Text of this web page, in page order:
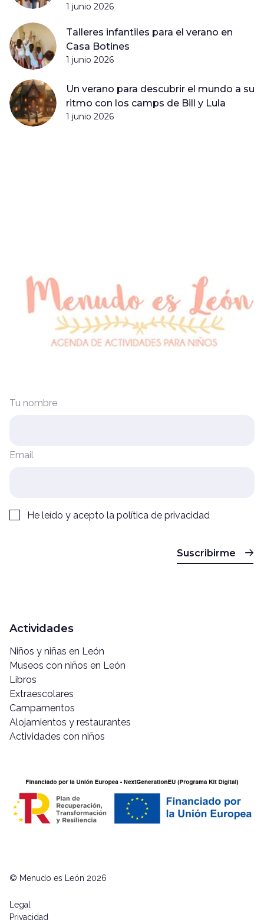
1 junio 2026
Talleres infantiles para el verano en
Casa Botines
1 junio 2026
Un verano para descubrir el mundo a su
ritmo con los camps de Bill y Lula
1 junio 2026
Tu nombre
Email
He leído y acepto la política de privacidad
Suscribirme
Actividades
Niños y niñas en León
Museos con niños en León
Libros
Extraescolares
Campamentos
Alojamientos y restaurantes
Actividades con niños
© Menudo es León 2026
Legal
Privacidad